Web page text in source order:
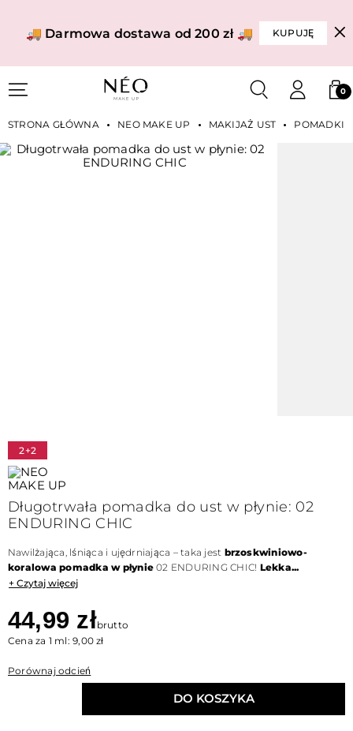
🚚 Darmowa dostawa od 200 zł 🚚 KUPUJĘ
0
STRONA GŁÓWNA NEO MAKE UP MAKIJAŻ UST POMADKI
2+2
Długotrwała pomadka do ust w płynie: 02
ENDURING CHIC
Nawilżająca, lśniąca i ujędrniająca – taka jest brzoskwiniowo-
koralowa pomadka w płynie 02 ENDURING CHIC! Lekka...
+ Czytaj więcej
44,99 złbrutto
Cena za 1 ml: 9,00 zł
Porównaj odcień
DO KOSZYKA